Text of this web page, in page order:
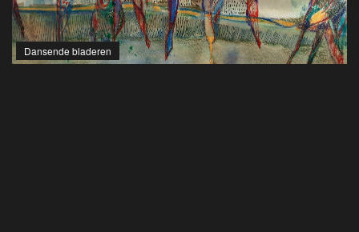
Dansende bladeren